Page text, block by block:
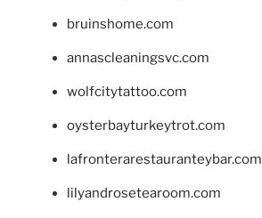
bruinshome.com
annascleaningsvc.com
wolfcitytattoo.com
oysterbayturkeytrot.com
lafronterarestauranteybar.com
lilyandrosetearoom.com